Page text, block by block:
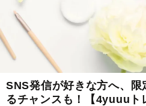
SNS発信が好きな方へ、限
るチャンスも！【4yuuuト